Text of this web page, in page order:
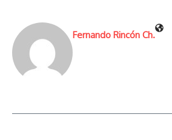
Fernando Rincón Ch.